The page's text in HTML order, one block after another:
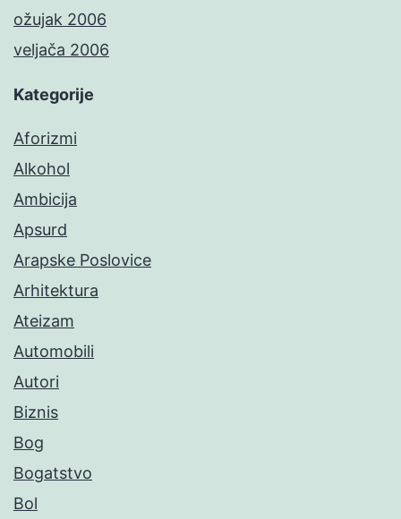
ožujak 2006
veljača 2006
Kategorije
Aforizmi
Alkohol
Ambicija
Apsurd
Arapske Poslovice
Arhitektura
Ateizam
Automobili
Autori
Biznis
Bog
Bogatstvo
Bol